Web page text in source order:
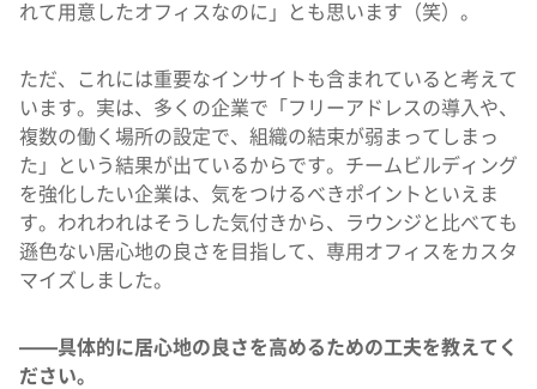
れて用意したオフィスなのに」とも思います（笑）。
ただ、これには重要なインサイトも含まれていると考えて
います。実は、多くの企業で「フリーアドレスの導入や、
複数の働く場所の設定で、組織の結束が弱まってしまっ
た」という結果が出ているからです。チームビルディング
を強化したい企業は、気をつけるべきポイントといえま
す。われわれはそうした気付きから、ラウンジと比べても
遜色ない居心地の良さを目指して、専用オフィスをカスタ
マイズしました。
——具体的に居心地の良さを高めるための工夫を教えてく
ださい。